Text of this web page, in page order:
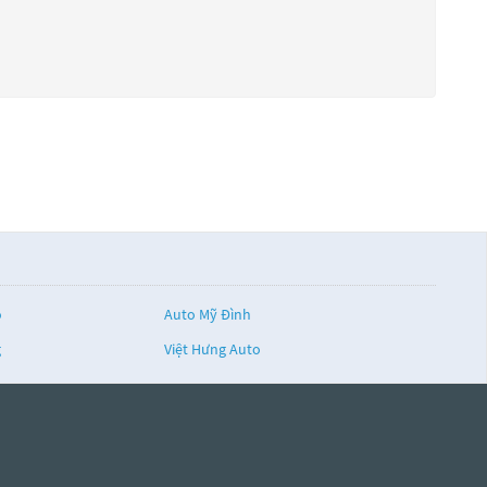
Auto Mỹ Đình
Việt Hưng Auto